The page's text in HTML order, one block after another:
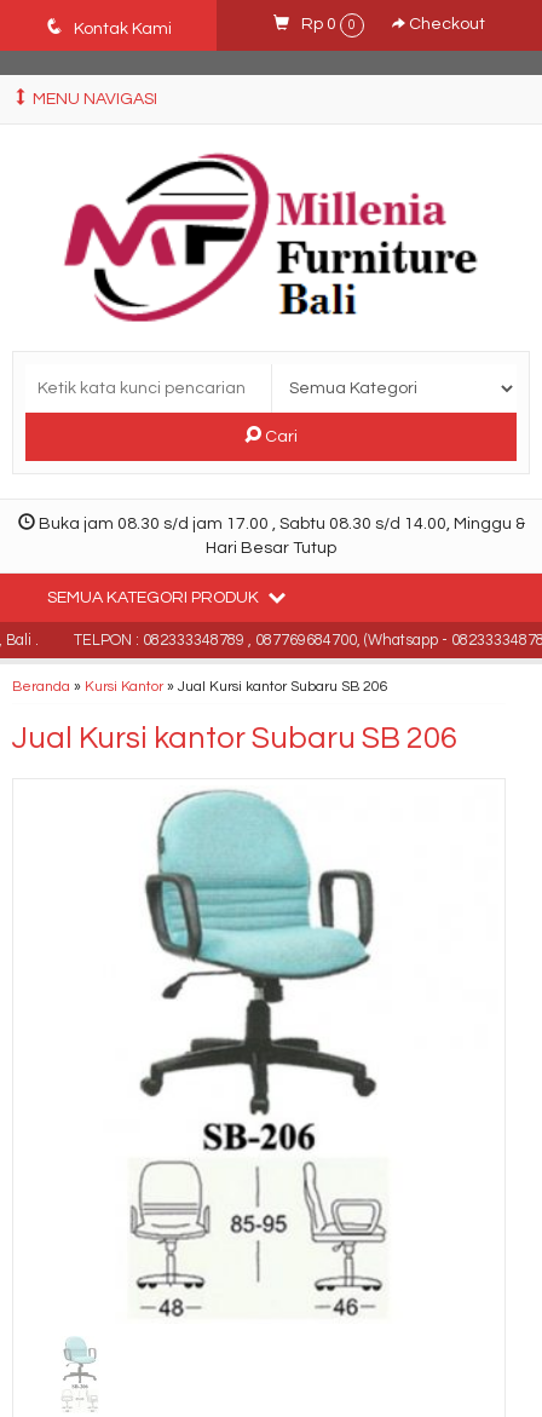
Ffn26mCseQzwzJTw3smpNE8Nti1cAw6hYZWaSDjvoqs
q Kontak Kami Rp 0 0 Checkout
MENU NAVIGASI
Cari
Buka jam 08.30 s/d jam 17.00 , Sabtu 08.30 s/d 14.00, Minggu &
Hari Besar Tutup
SEMUA KATEGORI PRODUK
. TELPON : 082333348789 , 087769684700, (Whatsapp -
Beranda » Kursi Kantor» Jual Kursi kantor Subaru SB 206
Jual Kursi kantor Subaru SB 206